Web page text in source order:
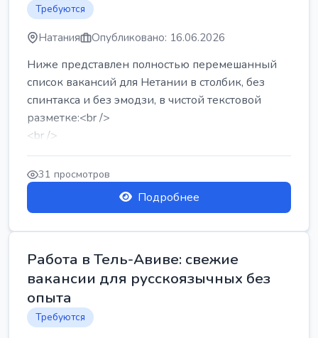
Требуются
Натания Опубликовано: 16.06.2026
Ниже представлен полностью перемешанный
список вакансий для Нетании в столбик, без
спинтакса и без эмодзи, в чистой текстовой
разметке:<br />
<br />
Работа в Нетании на мебельном производстве:
требу...
31 просмотров
Подробнее
Работа в Тель-Авиве: свежие
вакансии для русскоязычных без
опыта
Требуются